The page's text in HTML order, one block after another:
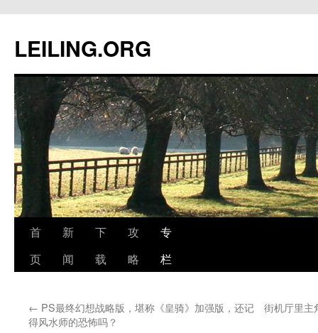
文
LEILING.ORG
首
页
新
闻
下
载
攻
略
专
栏
← PS最终幻想战略版，堪称《皇骑》加强版，还记
得风水师的恐怖吗？
街机厅里主